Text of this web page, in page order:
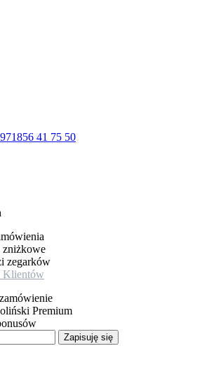
41 75 50
zniżkowe
zegarków
Klientów
Premium
Zapisuję się